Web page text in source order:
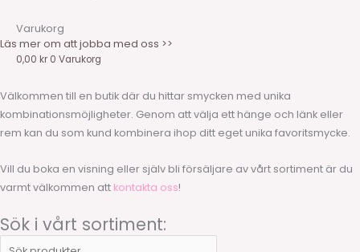
Varukorg
Läs mer om att jobba med oss >>
0,00 kr 0 Varukorg
Välkommen till en butik där du hittar smycken med unika
kombinationsmöjligheter. Genom att välja ett hänge och länk eller
rem kan du som kund kombinera ihop ditt eget unika favoritsmycke.
Vill du boka en visning eller själv bli försäljare av vårt sortiment är du
varmt välkommen att kontakta oss!
Sök i vårt sortiment: